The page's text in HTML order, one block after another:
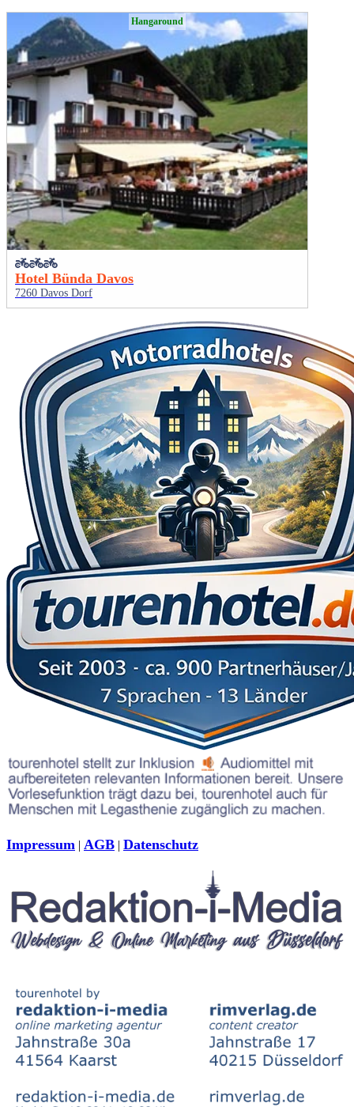
Hangaround
Hotel Bünda Davos
7260 Davos Dorf
Impressum | AGB | Datenschutz